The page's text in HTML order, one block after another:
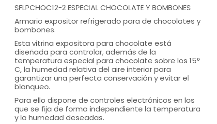
SFLPCHOC12-2 ESPECIAL CHOCOLATE Y BOMBONES
Armario expositor refrigerado para de chocolates y
bombones.
Esta vitrina expositora para chocolate está
diseñada para controlar, además de la
temperatura especial para chocolate sobre los 15º
C, la humedad relativa del aire interior para
garantizar una perfecta conservación y evitar el
blanqueo.
Para ello dispone de controles electrónicos en los
que se fija de forma independiente la temperatura
y la humedad deseadas.